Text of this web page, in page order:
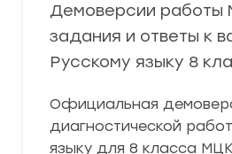
Демоверсии работы
задания и ответы к
Русскому языку 8
Официальная
диагностической
языку для 8 класса